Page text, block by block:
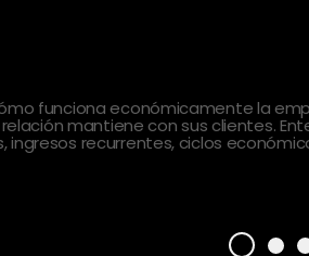
funciona económicamente la
mantiene con sus clientes.
recurrentes, ciclos